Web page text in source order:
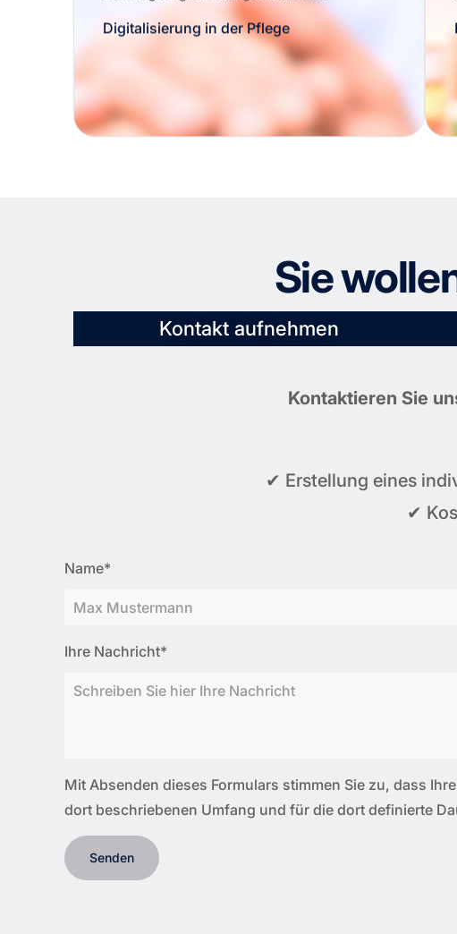
Digitalisierung in der Pflege
Sie
Kontakt aufnehmen
Kontaktieren Sie
✔ Erstellung eines
✔
Name*
Ihre Nachricht*
Mit Absenden dieses Formulars stimmen Sie zu, dass
dort beschriebenen Umfang und für die dort definierte
Senden